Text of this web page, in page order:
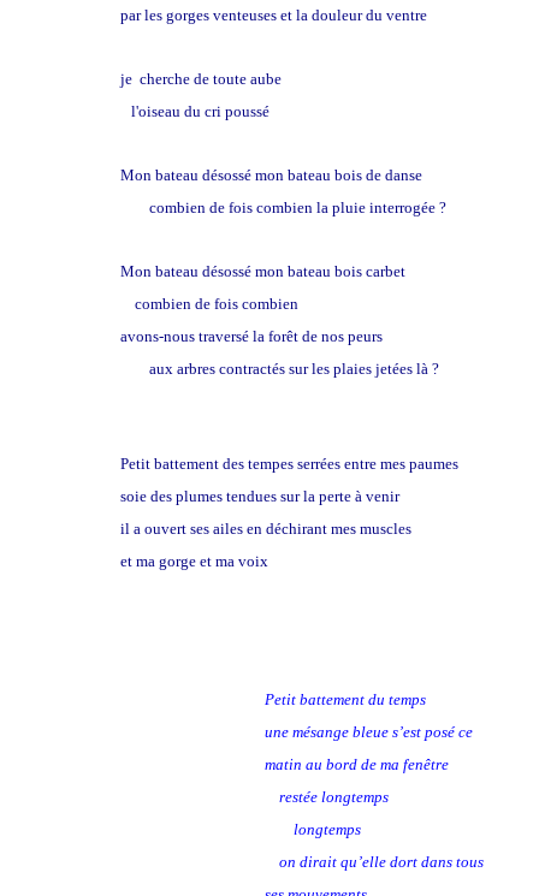
par les gorges venteuses et la douleur du ventre
je cherche de toute aube
l'oiseau du cri poussé
Mon bateau désossé mon bateau bois de danse
combien de fois combien la pluie interrogée ?
Mon bateau désossé mon bateau bois carbet
combien de fois combien
avons-nous traversé la forêt de nos peurs
aux arbres contractés sur les plaies jetées là ?
Petit battement des tempes serrées entre mes paumes
soie des plumes tendues sur la perte à venir
il a ouvert ses ailes en déchirant mes muscles
et ma gorge et ma voix
Petit battement du temps
une mésange bleue s’est posé ce
matin au bord de ma fenêtre
restée longtemps
longtemps
on dirait qu’elle dort dans tous